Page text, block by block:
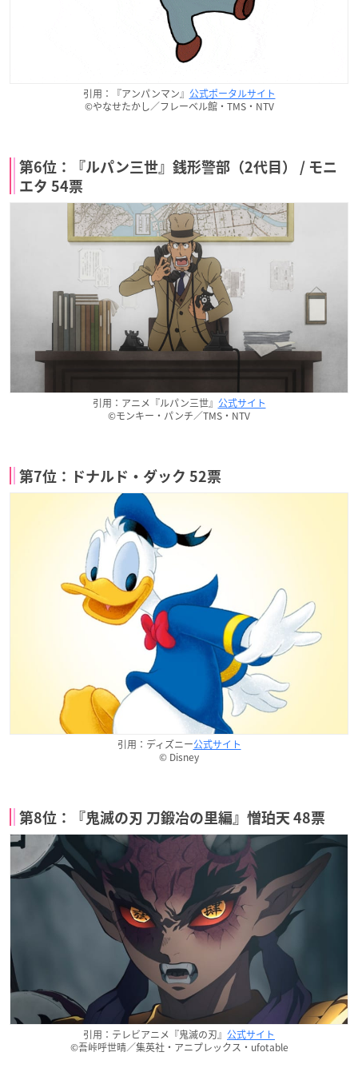
引用：『アンパンマン』 公式ポータルサイト
©やなせたかし／フレーベル館・TMS・NTV
第6位：『ルパン三世』銭形警部（2代目） / モニ
エタ 54票
引用：アニメ『ルパン三世』 公式サイト
©モンキー・パンチ／TMS・NTV
第7位：ドナルド・ダック 52票
引用：ディズニー公式サイト
© Disney
第8位：『鬼滅の刃 刀鍛冶の里編』憎珀天 48票
引用：テレビアニメ『鬼滅の刃』 公式サイト
©吾峠呼世晴／集英社・アニプレックス・ufotable